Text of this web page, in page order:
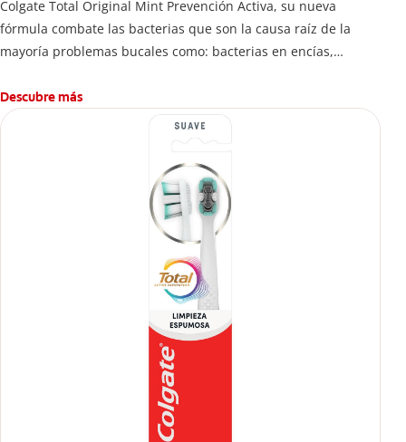
Colgate Total Original Mint Prevención Activa, su nueva
fórmula combate las bacterias que son la causa raíz de la
mayoría problemas bucales como: bacterias en encías,
caries.
Descubre más